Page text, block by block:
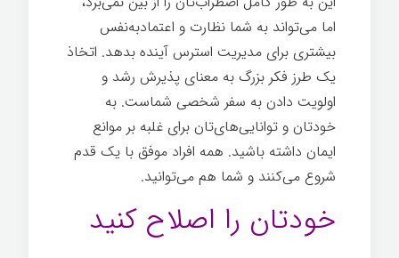
اما می‌تواند به شما نظارت و اعتمادبه‌نفس
بیشتری برای مدیریت استرس آینده بدهد. اتخاذ
یک طرز فکر بزرگ به معنای پذیرش رشد و
اولویت دادن به سفر شخصی شماست. به
خودتان و توانایی‌های‌تان برای غلبه بر موانع
ایمان داشته باشید. همه افراد موفق با یک قدم
شروع می‌کنند و شما هم می‌توانید.
خودتان را اصلاح کنید